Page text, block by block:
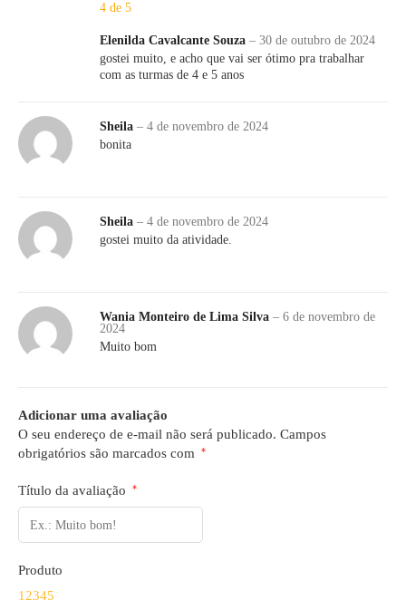
4 de 5
Elenilda Cavalcante Souza – 30 de outubro de 2024
gostei muito, e acho que vai ser ótimo pra trabalhar
com as turmas de 4 e 5 anos
Sheila – 4 de novembro de 2024
bonita
Sheila – 4 de novembro de 2024
gostei muito da atividade.
Wania Monteiro de Lima Silva – 6 de novembro de
2024
Muito bom
Adicionar uma avaliação
O seu endereço de e-mail não será publicado. Campos
obrigatórios são marcados com
*
Título da avaliação *
Produto
12345